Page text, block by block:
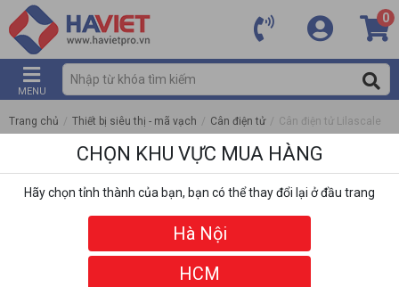
0
MENU
Trang chủ / Thiết bị siêu thị - mã vạch / Cân điện tử / Cân điện tử Lilascale
CHỌN KHU VỰC MUA HÀNG
Hãy chọn tỉnh thành của bạn, bạn có thể thay đổi lại ở đầu trang
Hà Nội
HCM